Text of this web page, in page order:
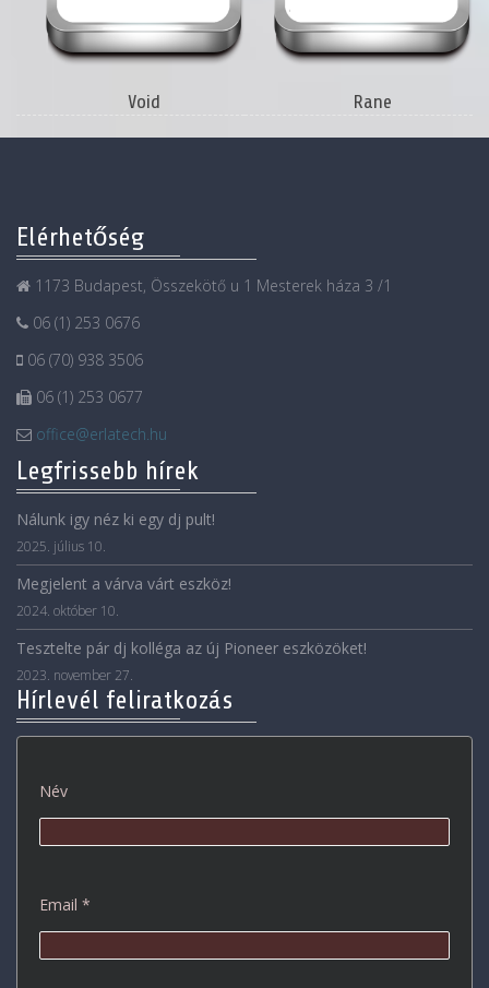
Isonoe Catcore
Elérhetőség
1173 Budapest, Összekötő u 1 Mesterek háza 3 /1
06 (1) 253 0676
06 (70) 938 3506
06 (1) 253 0677
office@erlatech.hu
Legfrissebb hírek
Nálunk igy néz ki egy dj pult!
2025. július 10.
Megjelent a várva várt eszköz!
2024. október 10.
Tesztelte pár dj kolléga az új Pioneer eszközöket!
2023. november 27.
Hírlevél feliratkozás
Név
Email *